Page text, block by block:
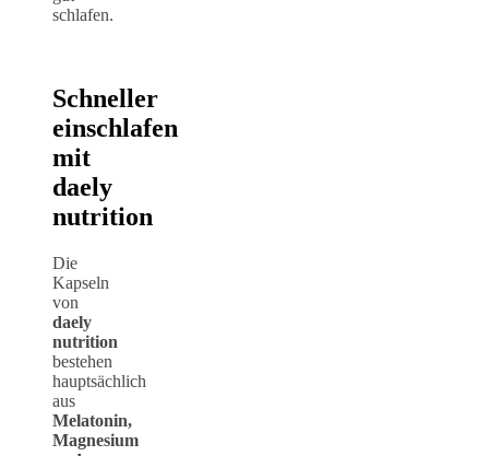
schlafen.
Schneller
einschlafen
mit
daely
nutrition
Die
Kapseln
von
daely
nutrition
bestehen
hauptsächlich
aus
Melatonin,
Magnesium